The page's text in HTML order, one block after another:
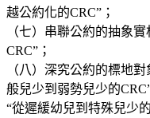
越公約化的CRC”；
（七）串聯公約的抽象
CRC”；
（八）深究公約的標地
般兒少到弱勢兒少的
“從遲緩幼兒到特殊兒少的